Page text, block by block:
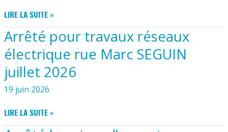
D’INCENDIE
ARRÊTÉ
PRÉFECTORAL
LUTTE
CONTRE
LE
BRUIT
LIÉ
À
CANICULE
JUSQU’AU
LIRE LA SUITE »
Arrêté pour travaux réseaux
électrique rue Marc SEGUIN
juillet 2026
19 juin 2026
ARRÊTÉ
POUR
LIRE LA SUITE »